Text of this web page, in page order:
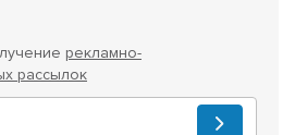
рекламно-
рассылок